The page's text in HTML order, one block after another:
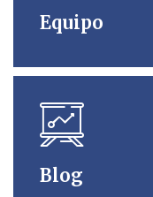
Equipo
Blog